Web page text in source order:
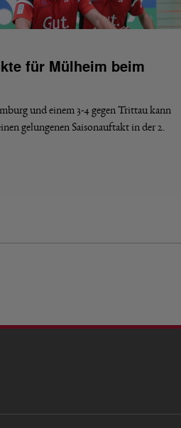
für Mülheim beim
und einem 3-4 gegen Trittau kann
gelungenen Saisonauftakt in der 2.